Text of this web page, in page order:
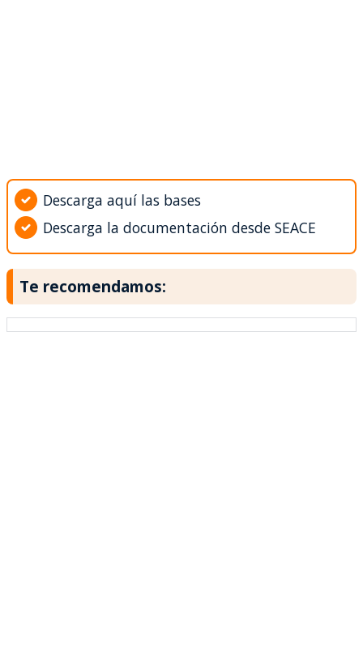
Descarga aquí las bases
Descarga la documentación desde SEACE
Te recomendamos: